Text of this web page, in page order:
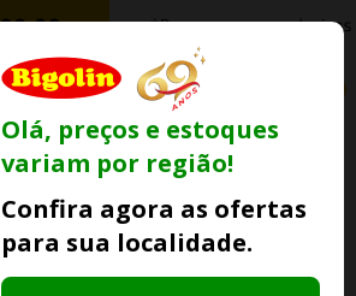
Informeseu CEP
Olá, preços e estoques
variam por região!
Confira agora as ofertas
para sua localidade.
Conta
Whatsapp